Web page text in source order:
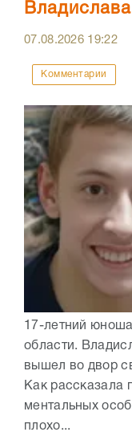
07.08.2026 19:22
Комментарии
17-летний
области.
вышел во двор
Как рассказала
ментальных
плохо...